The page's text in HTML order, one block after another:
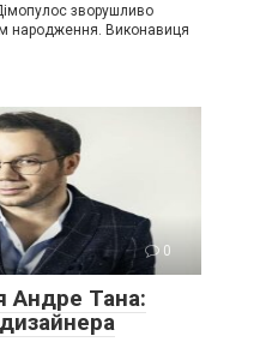
зворушливо
народження. Виконавиця
0
Андре Тана: